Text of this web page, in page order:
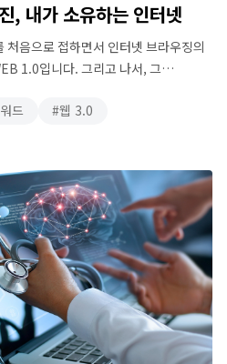
드 웹 3.0
, 내가 소유하는 인터넷
음으로 접하면서 인터넷 브라우징의
1.0입니다. 그리고 나서, 그
데이터를 만들었던 것을 WEB 2.0